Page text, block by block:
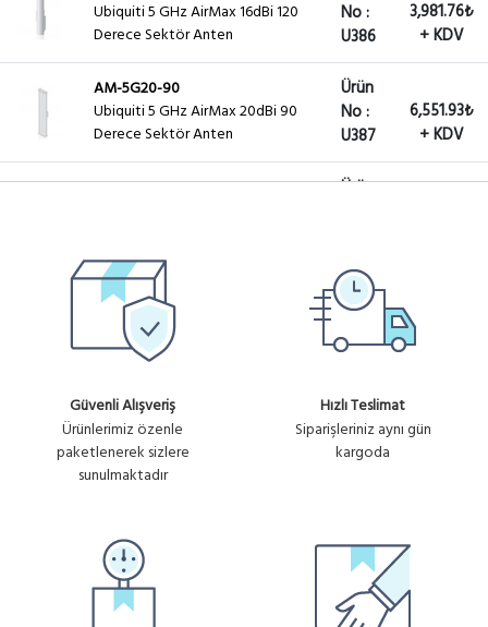
Ubiquiti 5 GHz AirMax 16dBi 120
Derece Sektör Anten
No :
U386
3,981.76₺
+ KDV
AM-5G20-90
Ubiquiti 5 GHz AirMax 20dBi 90
Derece Sektör Anten
Ürün
No :
U387
6,551.93₺
+ KDV
AM-5G19-120
Ürün
AM-2G15-120
Ubiquiti 2.4 Ghz Airmax 15dBi 120
Derece Sektörel Anten
Ürün
No :
U354
6,751.99₺
Ubiquiti 2.4 Ghz Airmax 16dBi 90
Derece Sektörel Anten
No :
U355
+ KDV
AM-5G17-90
Güvenli Alışveriş
Ürünlerimiz özenle
paketlenerek sizlere
sunulmaktadır
Hızlı Teslimat
Siparişleriniz aynı gün
kargoda